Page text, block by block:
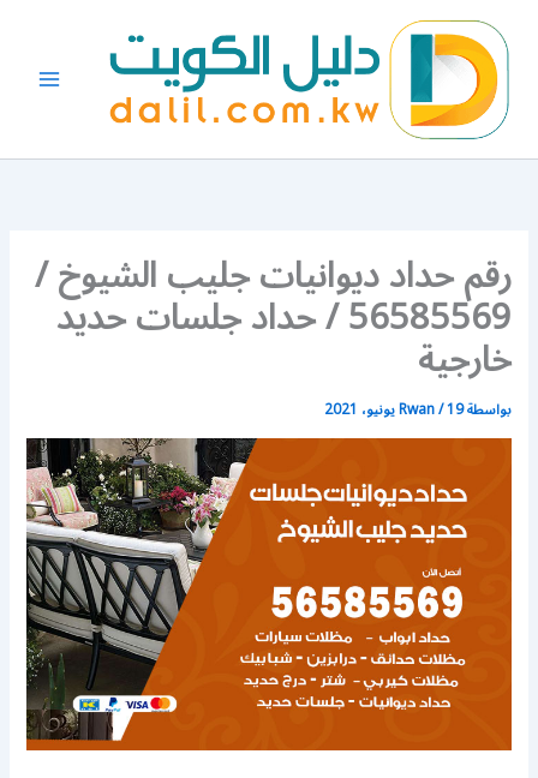
المحتوى
رقم حداد ديوانيات جليب الشيوخ /
56585569 / حداد جلسات حديد
خارجية
بواسطة Rwan/19 يونيو، 2021